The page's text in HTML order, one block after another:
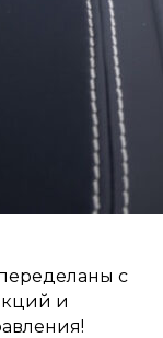
с
и